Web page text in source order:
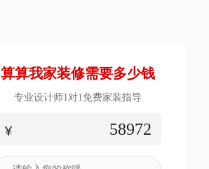
算算我家装修需要多少钱
专业设计师1对1免费家装指导
58972